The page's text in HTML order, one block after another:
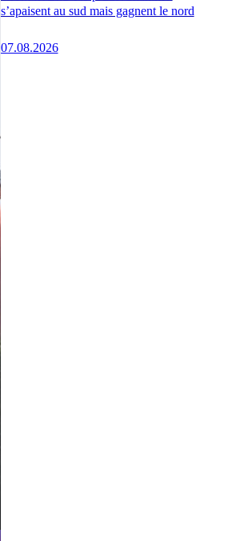
s’apaisent au sud mais gagnent le nord
07.08.2026